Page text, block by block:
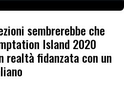
sembrerebbe che
Island 2020
realtà fidanzata con un